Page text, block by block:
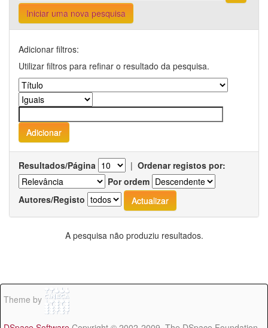
Iniciar uma nova pesquisa
Adicionar filtros:
Utilizar filtros para refinar o resultado da pesquisa.
Resultados/Página | Ordenar registos por:
Por ordem
Autores/Registo
A pesquisa não produziu resultados.
Theme by